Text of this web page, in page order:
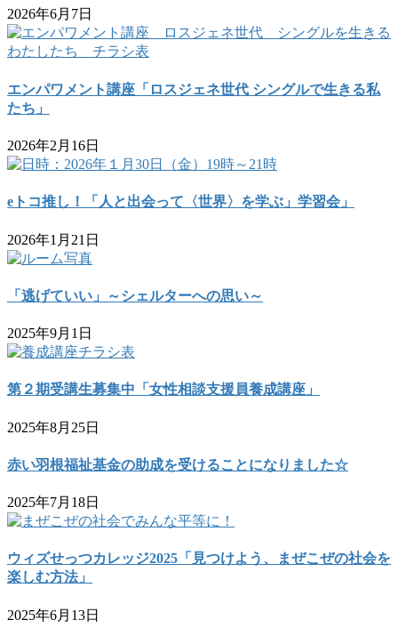
2026年6月7日
エンパワメント講座「ロスジェネ世代 シングルで生きる私
たち」
2026年2月16日
eトコ推し！「人と出会って〈世界〉を学ぶ」学習会」
2026年1月21日
「逃げていい」～シェルターへの思い～
2025年9月1日
第２期受講生募集中「女性相談支援員養成講座」
2025年8月25日
赤い羽根福祉基金の助成を受けることになりました☆
2025年7月18日
ウィズせっつカレッジ2025「見つけよう、まぜこぜの社会を
楽しむ方法」
2025年6月13日